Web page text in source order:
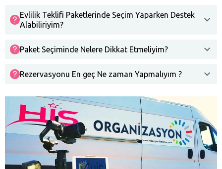
Evlilik Teklifi Paketlerinde Seçim Yaparken Destek
Alabiliriyim?
Paket Seçiminde Nelere Dikkat Etmeliyim?
Rezervasyonu En geç Ne zaman Yapmalıyım ?